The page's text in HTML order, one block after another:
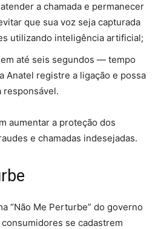
a chamada e permanecer
que sua voz seja capturada
utilizando inteligência artificial;
até seis segundos — tempo
Anatel registre a ligação e possa
responsável.
aumentar a proteção dos
e chamadas indesejadas.
“Não Me Perturbe” do governo
se cadastrem